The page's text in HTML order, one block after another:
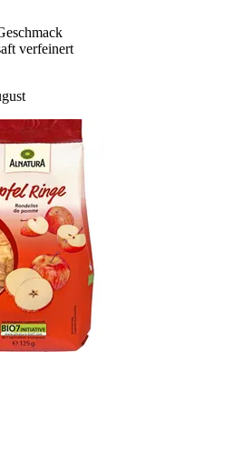
verfeinert